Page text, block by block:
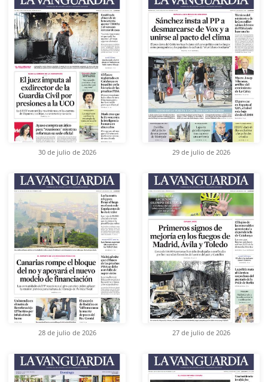
30 de julio de 2026 29 de julio de 2026
28 de julio de 2026 27 de julio de 2026